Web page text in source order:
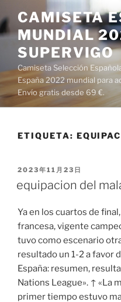
al
contenido
CAMISETA
MUNDIAL
SUPERVIGO
Camiseta Selección
España 2022 mundial para
Envío gratis desde 69 €.
ETIQUETA:
PUBLICADO
2023年11月23日
equipacion del
Ya en los cuartos de
francesa, vigente
tuvo como escenario
resultado un 1-2 a favor
España: resumen,
Nations League». ↑ «La
primer tiempo estuvo